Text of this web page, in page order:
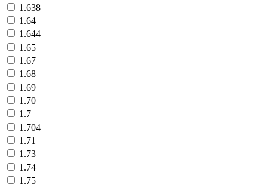
1.638
1.64
1.644
1.65
1.67
1.68
1.69
1.70
1.7
1.704
1.71
1.73
1.74
1.75